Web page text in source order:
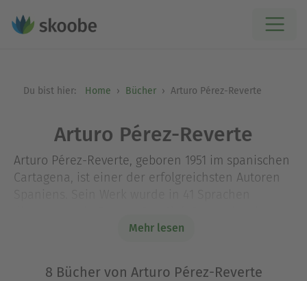
Du bist hier: Home Bücher Arturo Pérez-Reverte
Arturo Pérez-Reverte
Arturo Pérez-Reverte, geboren 1951 im spanischen
Cartagena, ist einer der erfolgreichsten Autoren
Weltbestseller und wurde von Roman Polanski mit
neun Pforten
verfilmt. Arturo Pérez-Reverte
Mehr lesen
8 Bücher von Arturo Pérez-Reverte